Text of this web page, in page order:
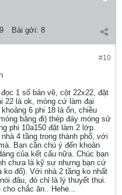
Bài gởi: 8
#10
1 số bản vẽ, cột 22x22, đặt
22 là ok, móng cứ làm đại
6 phi 18 là ổn, chiều
băng đi) thép đáy móng sử
phi 10a150 đặt làm 2 lớp.
4 tầng trong thành phố, với
Bạn cần chú ý đến khoản
của kết cấu nữa. Chúc bạn
chưa là kỹ sư nhưng bạn cứ
đổ). Với nhà 2 tầng ko nhất
đâu, đó chỉ là lý thuyết thui.
cho chắc ăn.. Hehe...